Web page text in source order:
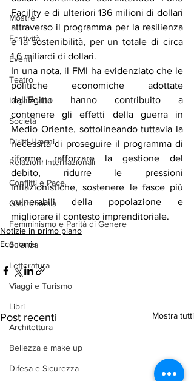
Mostre
Festività
Eventi
Teatro
Lega Araba
Società
Diritti Umani
Relazioni Internazionali
Conflitti e Pace
Gastronomia
Femminismo e Parità di Genere
Scienza
Letteratura
Viaggi e Turismo
Libri
Architettura
Bellezza e make up
Difesa e Sicurezza
Facility e di ulteriori 136 milioni di dollari
attraverso il programma per la resilienza
e la sostenibilità, per un totale di circa
1,6 miliardi di dollari.
In una nota, il FMI ha evidenziato che le
politiche economiche adottate
dall'Egitto hanno contribuito a
contenere gli effetti della guerra in
Medio Oriente, sottolineando tuttavia la
necessità di proseguire il programma di
riforme, rafforzare la gestione del
debito, ridurre le pressioni
inflazionistiche, sostenere le fasce più
vulnerabili della popolazione e
migliorare il contesto imprenditoriale.
Notizie in primo piano
Economia
Post recenti Mostra tutti